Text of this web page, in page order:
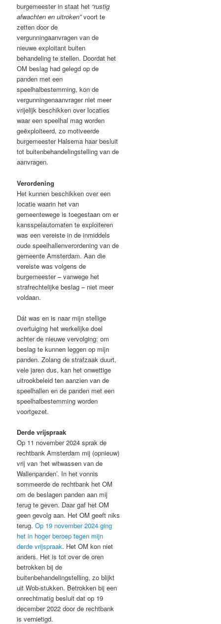
burgemeester in staat het “rustig
afwachten en uitroken”voort te
zetten door de
vergunningaanvragen van de
nieuwe exploitant buiten
behandeling te stellen. Doordat het
OM beslag had gelegd op de
panden met een
speelhalbestemming, kon de
vergunningenaanvrager niet meer
vrijelijk beschikken over locaties
waar een speelhal mag worden
geëxploiteerd, zo motiveerde
burgemeester Halsema haar besluit
tot buitenbehandelingstelling van de
aanvragen.
Verordening
Het kunnen beschikken over een
locatie waarin het van
gemeentewege is toegestaan om er
kansspelautomaten te exploiteren
was een vereiste in de inmiddels
oude speelhallenverordening van de
gemeente Amsterdam. Aan die
vereiste was volgens de
burgemeester – vanwege het
strafrechtelijke beslag – niet meer
voldaan.
Dát was en is naar mijn stellige
overtuiging het werkelijke doel
achter de nieuwe vervolging: om
beslag te kunnen leggen op mijn
panden. Zolang de strafzaak duurt,
vele jaren dus, kan het onwettige
uitrookbeleid ten aanzien van de
speelhallen en de panden met een
speelhalbestemming worden
voortgezet.
Derde vrijspraak
Op 11 november 2024 sprak de
rechtbank Amsterdam mij (opnieuw)
vrij van ‘het witwassen van de
Wallenpanden’. In het vonnis
sommeerde de rechtbank het OM
om de beslagen panden aan mij
terug te geven. Daar gaf het OM
geen gevolg aan. Het OM geeft niks
terug.Op 19 november 2024 ging
het in hoger beroep tegen mijn
derde vrijspraak. Het OM kon niet
anders. Het is tot over de oren
betrokken bij de
buitenbehandelingstelling, zo blijkt
uit Wob-stukken. Betrokken bij een
onrechtmatig besluit dat op 19
december 2022 door de rechtbank
is vernietigd.